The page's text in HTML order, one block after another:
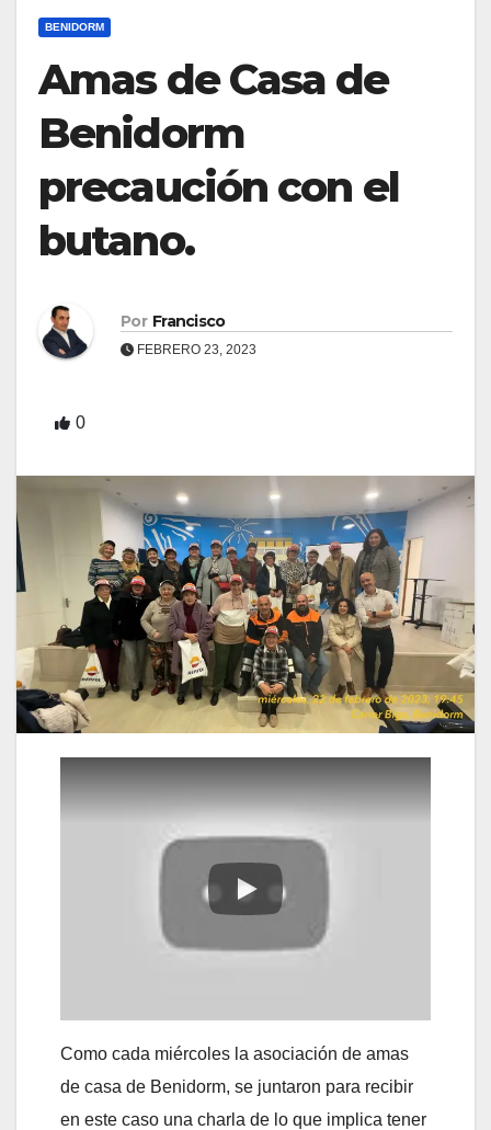
BENIDORM
Amas de Casa de
Benidorm
precaución con el
butano.
Por Francisco
FEBRERO 23, 2023
0
Como cada miércoles la asociación de amas
de casa de Benidorm, se juntaron para recibir
en este caso una charla de lo que implica tener